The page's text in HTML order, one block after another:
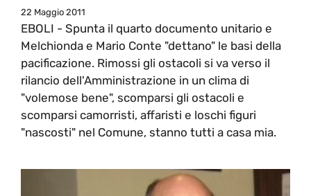
22 Maggio 2011
EBOLI - Spunta il quarto documento unitario e
Melchionda e Mario Conte "dettano" le basi della
pacificazione. Rimossi gli ostacoli si va verso il
rilancio dell'Amministrazione in un clima di
"volemose bene", scomparsi gli ostacoli e
scomparsi camorristi, affaristi e loschi figuri
"nascosti" nel Comune, stanno tutti a casa mia.